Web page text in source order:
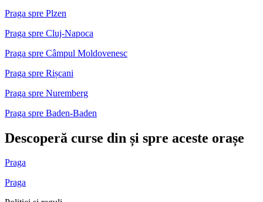
Praga spre Plzen
Praga spre Cluj-Napoca
Praga spre Câmpul Moldovenesc
Praga spre Rișcani
Praga spre Nuremberg
Praga spre Baden-Baden
Descoperă curse din și spre aceste orașe
Praga
Praga